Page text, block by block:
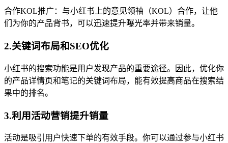
合作KOL推广：与小红书上的意见领袖（KOL）合作，让他
们为你的产品背书，可以迅速提升曝光率并带来销量。
2.关键词布局和SEO优化
小红书的搜索功能是用户发现产品的重要途径。因此，优化你
的产品详情页和笔记的关键词布局，能有效提高商品在搜索结
果中的排名。
3.利用活动营销提升销量
活动是吸引用户快速下单的有效手段。你可以通过参与小红书